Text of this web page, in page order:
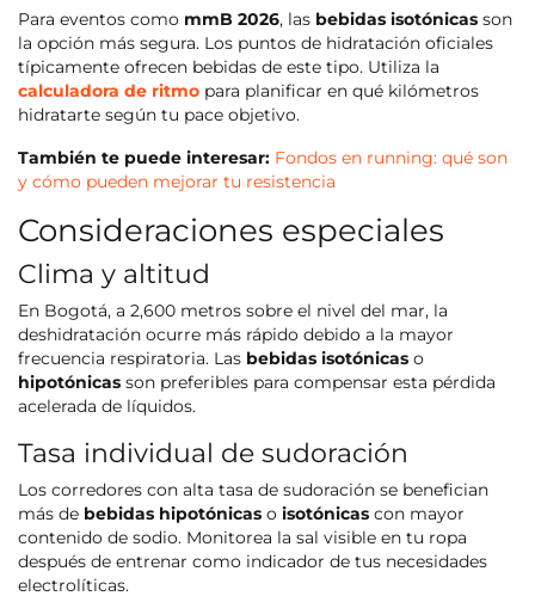
Para eventos como mmB 2026, las bebidas isotónicas son
la opción más segura. Los puntos de hidratación oficiales
típicamente ofrecen bebidas de este tipo. Utiliza la
calculadora de ritmo para planificar en qué kilómetros
hidratarte según tu pace objetivo.
También te puede interesar: Fondos en running: qué son
y cómo pueden mejorar tu resistencia
Consideraciones especiales
Clima y altitud
En Bogotá, a 2,600 metros sobre el nivel del mar, la
deshidratación ocurre más rápido debido a la mayor
frecuencia respiratoria. Las bebidas isotónicas o
hipotónicas son preferibles para compensar esta pérdida
acelerada de líquidos.
Tasa individual de sudoración
Los corredores con alta tasa de sudoración se benefician
más de bebidas hipotónicas o isotónicas con mayor
contenido de sodio. Monitorea la sal visible en tu ropa
después de entrenar como indicador de tus necesidades
electrolíticas.